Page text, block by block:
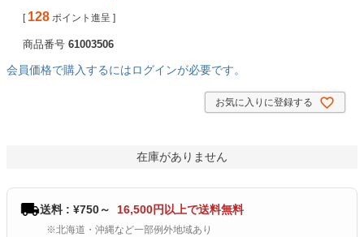
[ 128 ポイント進呈 ]
商品番号 61003506
会員価格で購入するにはログインが必要です。
お気に入りに登録する
在庫がありません
送料 : ¥750～ 16,500円以上で送料無料
※北海道・沖縄など一部例外地域あり